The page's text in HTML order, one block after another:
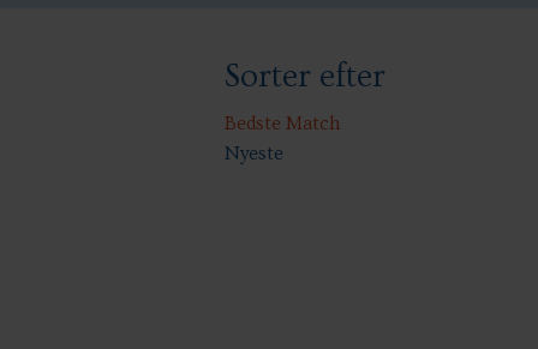
Sorter efter
Bedste Match
Nyeste